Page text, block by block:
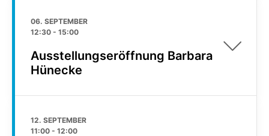
06. SEPTEMBER
12:30 - 15:00
Ausstellungseröffnung Barbara
Hünecke
12. SEPTEMBER
11:00 - 12:00